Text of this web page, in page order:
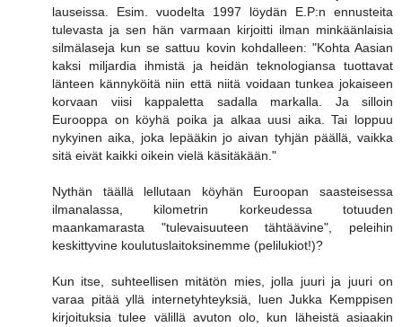
lauseissa. Esim. vuodelta 1997 löydän E.P:n ennusteita
tulevasta ja sen hän varmaan kirjoitti ilman minkäänlaisia
silmälaseja kun se sattuu kovin kohdalleen: "Kohta Aasian
kaksi miljardia ihmistä ja heidän teknologiansa tuottavat
länteen kännyköitä niin että niitä voidaan tunkea jokaiseen
korvaan viisi kappaletta sadalla markalla. Ja silloin
Eurooppa on köyhä poika ja alkaa uusi aika. Tai loppuu
nykyinen aika, joka lepääkin jo aivan tyhjän päällä, vaikka
sitä eivät kaikki oikein vielä käsitäkään."
Nythän täällä lellutaan köyhän Euroopan saasteisessa
ilmanalassa, kilometrin korkeudessa totuuden
maankamarasta "tulevaisuuteen tähtäävine", peleihin
keskittyvine koulutuslaitoksinemme (pelilukiot!)?
Kun itse, suhteellisen mitätön mies, jolla juuri ja juuri on
varaa pitää yllä internetyhteyksiä, luen Jukka Kemppisen
kirjoituksia tulee välillä avuton olo, kun läheistä asiaakin